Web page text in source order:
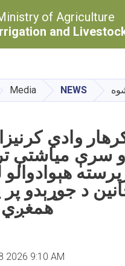
main
content
of Agriculture
and
Media NEWS
وادي
سرې مياشتې
هېوادوالو
د جوړېدو
2026 9:10 AM